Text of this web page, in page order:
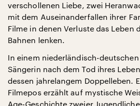
verschollenen Liebe, zwei
mit dem Auseinanderfallen ihrer
Filme in denen Verluste das Leben
Bahnen lenken.
In einem niederländisch-
Sängerin nach dem Tod ihres
dessen jahrelangem Doppelleben.
Filmepos erzählt auf mystische
Age-Geschichte zweier